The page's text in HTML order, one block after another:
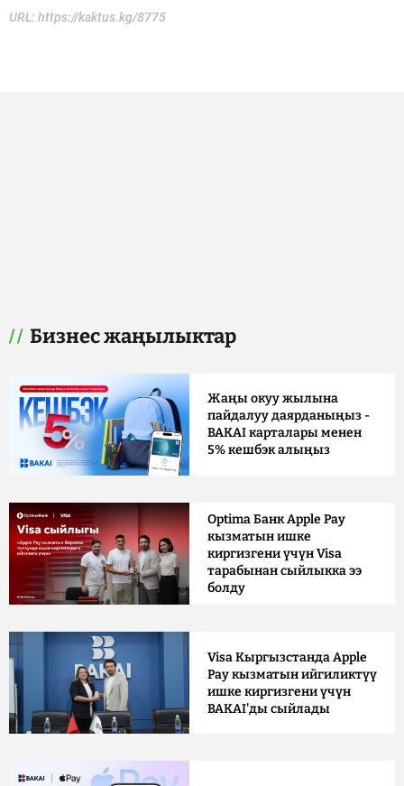
URL: https://kaktus.kg/8775
Бизнес жаңылыктар
Жаңы окуу жылына
пайдалуу даярданыңыз -
BAKAI карталары менен
5% кешбэк алыңыз
Optima Банк Apple Pay
кызматын ишке
киргизгени үчүн Visa
тарабынан сыйлыкка ээ
болду
Visa Кыргызстанда Apple
Pay кызматын ийгиликтүү
ишке киргизгени үчүн
BAKAI'ды сыйлады